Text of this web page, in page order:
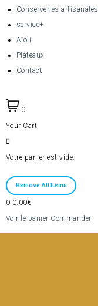
Conserveries artisanales
service+
Aïoli
Plateaux
Contact
0
Your Cart
Votre panier est vide.
Remove All Items
0 0.00€
Voir le panier Commander